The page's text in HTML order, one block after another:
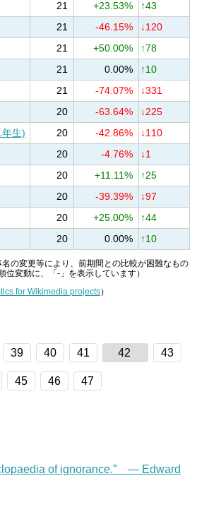
21 +23.53%
↑43
21 -46.15%
↓120
21 +50.00%
↑78
21 0.00%
↑10
21 -74.07%
↓331
20 -63.64%
↓225
生)
20 -42.86%
↓110
20 -4.76%
↓1
20 +11.11%
↑25
20 -39.39%
↓97
20 +25.00%
↑44
20 0.00% ↑10
名の変更等により、前期間との比較が困難なもの
位変動に、「-」を表示しています）
for Wikimedia projects）
39 40 41 42 43
45 46 47
of ignorance.” — Edward